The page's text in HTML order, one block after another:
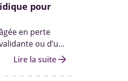
pour
en perte
ou d’un
peut se
Lire la suitearrow_forward